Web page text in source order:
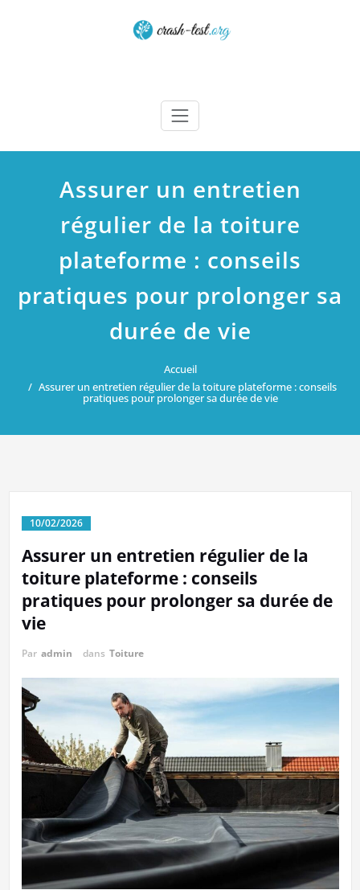
Assurer un entretien
régulier de la toiture
plateforme : conseils
pratiques pour prolonger sa
durée de vie
Accueil
Assurer un entretien régulier de la toiture plateforme : conseils
pratiques pour prolonger sa durée de vie
10/02/2026
Assurer un entretien régulier de la
toiture plateforme : conseils
pratiques pour prolonger sa durée de
vie
Par admin dans Toiture